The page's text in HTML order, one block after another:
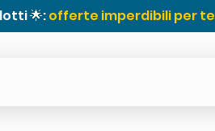
🌟:offerte imperdibili per te